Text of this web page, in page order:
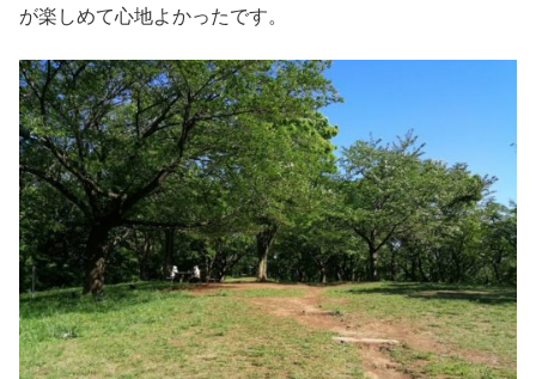
が楽しめて心地よかったです。